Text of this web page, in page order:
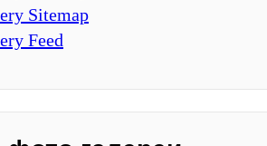
Sitemap
Feed